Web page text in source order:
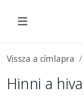
Morzsa
Vissza a címlapra
Hinni a